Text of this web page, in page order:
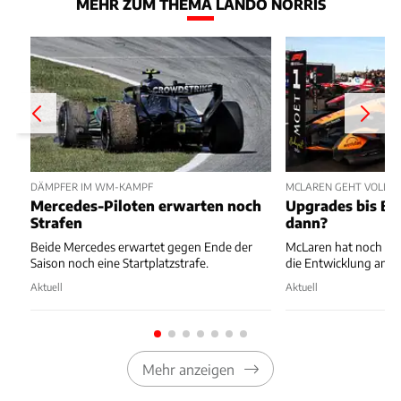
MEHR ZUM THEMA LANDO NORRIS
DÄMPFER IM WM-KAMPF
Mercedes-Piloten erwarten noch
Strafen
Beide Mercedes erwartet gegen Ende der
Saison noch eine Startplatzstrafe.
Aktuell
MCLAREN GEHT
Upgrades bis
dann?
McLaren hat noch
die Entwicklung am
Aktuell
Mehr anzeigen